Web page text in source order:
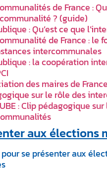
de France :
? (guide)
: Qu’est ce que
de France : le
intercommunales
: la coopération
des maires de
sur le rôle des
: Clip pédagogique
aux élections
se présenter aux